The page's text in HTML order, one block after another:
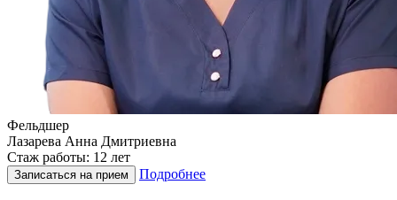
Фельдшер
Лазарева Анна Дмитриевна
Стаж работы: 12 лет
Записаться на прием Подробнее